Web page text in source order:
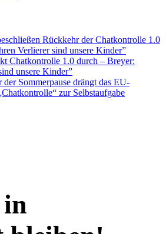
Rückkehr der Chatkontrolle 1.0
Verlierer sind unsere Kinder”
Chatkontrolle 1.0 durch – Breyer:
unsere Kinder”
Sommerpause drängt das EU-
zur Selbstaufgabe